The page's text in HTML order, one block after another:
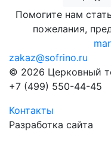
Помогите нам
пожелания,
zakaz@sofrino.ru
© 2026 Церковный
+7 (499) 550-44-45
Контакты
Разработка сайта